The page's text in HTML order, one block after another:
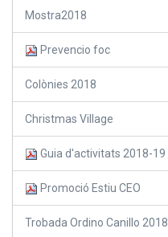
Mostra2018
Prevencio foc
Colònies 2018
Christmas Village
Guia d'activitats 2018-19
Promoció Estiu CEO
Trobada Ordino Canillo 2018